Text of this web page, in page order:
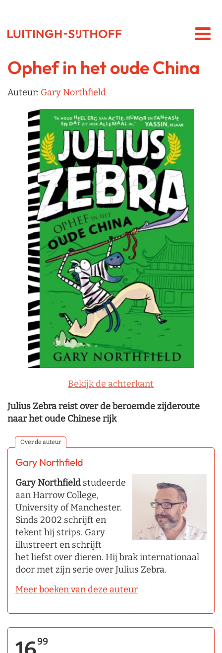
Ophef in het oude China
Auteur: Gary Northfield
Bekijk de achterkant
Julius Zebra reist over de beroemde zijderoute
naar het oude Chinese rijk
Over de auteur
Gary Northfield
Gary Northfield studeerde
aan Harrow College,
University of Manchester.
Sinds 2002 schrijft en
tekent hij strips. Gary
illustreert en schrijft
het liefst over dieren. Hij brak internationaal
door met zijn serie over Julius Zebra.
Meer boeken van deze auteur
99